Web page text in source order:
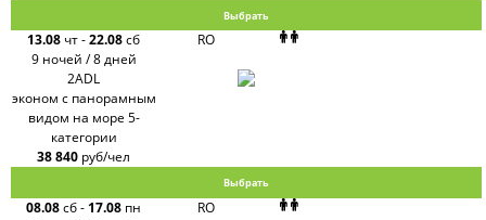
Выбрать
13.08 чт-22.08сб
9 ночей / 8 дней
RO
2ADL
эконом с панорамным
видом на море 5-
категории
38 840 руб/чел
Выбрать
08.08сб- 17.08 пн
RO